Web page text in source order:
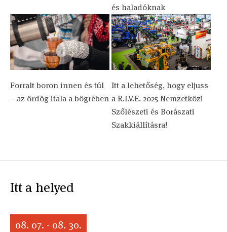
és haladóknak
Forralt boron innen és túl
– az ördög itala a bögrében
Itt a lehetőség, hogy eljuss
a R.I.V.E. 2025 Nemzetközi
Szőlészeti és Borászati
Szakkiállításra!
Itt a helyed
08. 07. - 08. 30.